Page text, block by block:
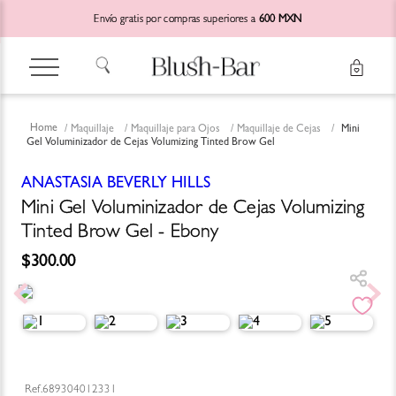
Envío gratis por compras superiores a 600 MXN
Maquillaje Maquillaje para Ojos Maquillaje de Cejas
Mini
Gel Voluminizador de Cejas Volumizing Tinted Brow Gel
ANASTASIA BEVERLY HILLS
Mini Gel Voluminizador de Cejas Volumizing
Tinted Brow Gel - Ebony
$300.00
689304012331